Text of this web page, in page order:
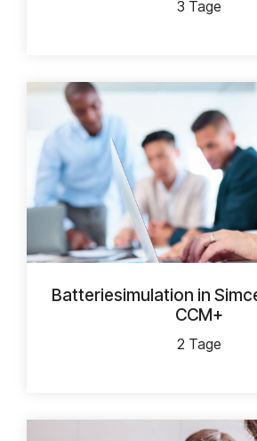
3 Tage
Batteriesimulation in
CCM+
2 Tage